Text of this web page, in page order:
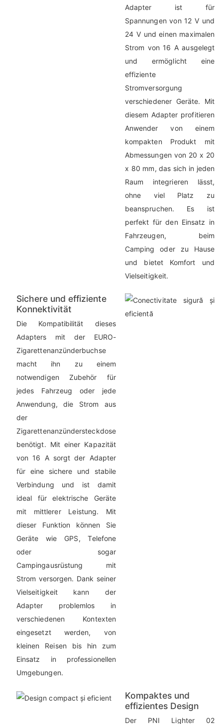
Adapter ist für
Spannungen von 12 V und
24 V und einen maximalen
Strom von 16 A ausgelegt
und ermöglicht eine
effiziente
Stromversorgung
verschiedener Geräte. Mit
diesem Adapter profitieren
Anwender von einem
kompakten Produkt mit
Abmessungen von 20 x 20
x 80 mm, das sich in jeden
Raum integrieren lässt,
ohne viel Platz zu
beanspruchen. Es ist
perfekt für den Einsatz in
Fahrzeugen, beim
Camping oder zu Hause
und bietet Komfort und
Vielseitigkeit.
Sichere und effiziente
Konnektivität
Die Kompatibilität dieses
Adapters mit der EURO-
Zigarettenanzünderbuchse
macht ihn zu einem
notwendigen Zubehör für
jedes Fahrzeug oder jede
Anwendung, die Strom aus
der
Zigarettenanzündersteckdose
benötigt. Mit einer Kapazität
von 16 A sorgt der Adapter
für eine sichere und stabile
Verbindung und ist damit
ideal für elektrische Geräte
mit mittlerer Leistung. Mit
dieser Funktion können Sie
Geräte wie GPS, Telefone
oder sogar
Campingausrüstung mit
Strom versorgen. Dank seiner
Vielseitigkeit kann der
Adapter problemlos in
verschiedenen Kontexten
eingesetzt werden, von
kleinen Reisen bis hin zum
Einsatz in professionellen
Umgebungen.
Kompaktes und
effizientes Design
Der PNI Lighter 02